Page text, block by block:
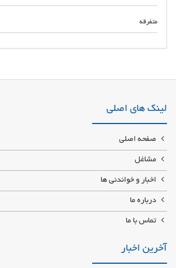
متفرقه
شرکت پایدار پیشه متخصص در اجرای انواع سقف
لینک های اصلی
صفحه اصلی
مشاغل
اخبار و خواندنی ها
درباره ما
تماس با ما
آخرین اخبار